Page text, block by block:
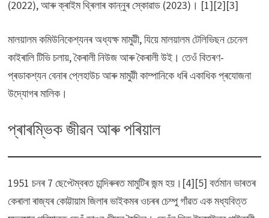
(2022), আৰু ক্ৰাইম থ্ৰিলাৰ কান্নুৰ স্কোৱাড (2023)। [1][2][3]
মালয়ালম কমিউনিকেশ্যনৰ অধ্যক্ষ মামুট্টী, যিয়ে মালয়ালম টেলিভিছন চেনেল
কাইৰালি টিভি চলায়, কৈৰালী নিউজ আৰু কৈৰালী উই। তেওঁ বিতৰণ-
প্ৰডাকশ্যন বেনাৰ প্লেহাউচ আৰু মামুট্টী কাম্পানিকে ধৰি একাধিক প্ৰযোজনা
উদ্যোগৰ মালিক।
প্ৰাৰম্ভিক জীৱন আৰু পৰিয়াল
1951 চনৰ 7 ছেপ্টেম্বৰত চান্দিৰুৰত মামুটিৰ জন্ম হয়।[4][5] বৰ্তমান ভাৰতৰ
কেৰালা ৰাজ্যৰ কোট্টায়াম জিলাৰ ভাইকমৰ ওচৰৰ চেম্পু গাঁৱত এক মধ্যবিত্ত